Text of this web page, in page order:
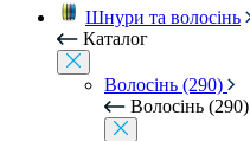
Шнури та волосінь
Каталог
Волосінь (290)
Волосінь (290)